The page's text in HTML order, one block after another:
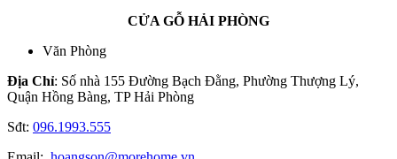
CỬA GỖ HẢI PHÒNG
Văn Phòng
Địa Chỉ: Số nhà 155 Đường Bạch Đằng, Phường Thượng Lý,
Quận Hồng Bàng, TP Hải Phòng
Sđt: 096.1993.555